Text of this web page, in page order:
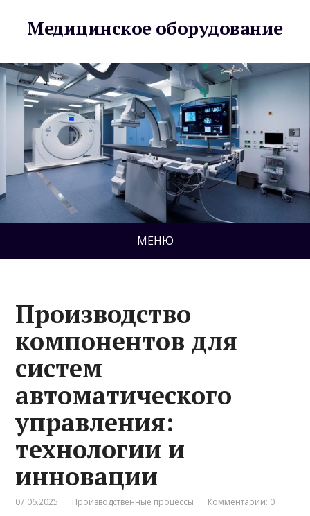
Медицинское оборудование
МЕНЮ
Производство
компонентов для
систем
автоматического
управления:
технологии и
инновации
07.06.2025 Производственные процессы Комментарии: 0